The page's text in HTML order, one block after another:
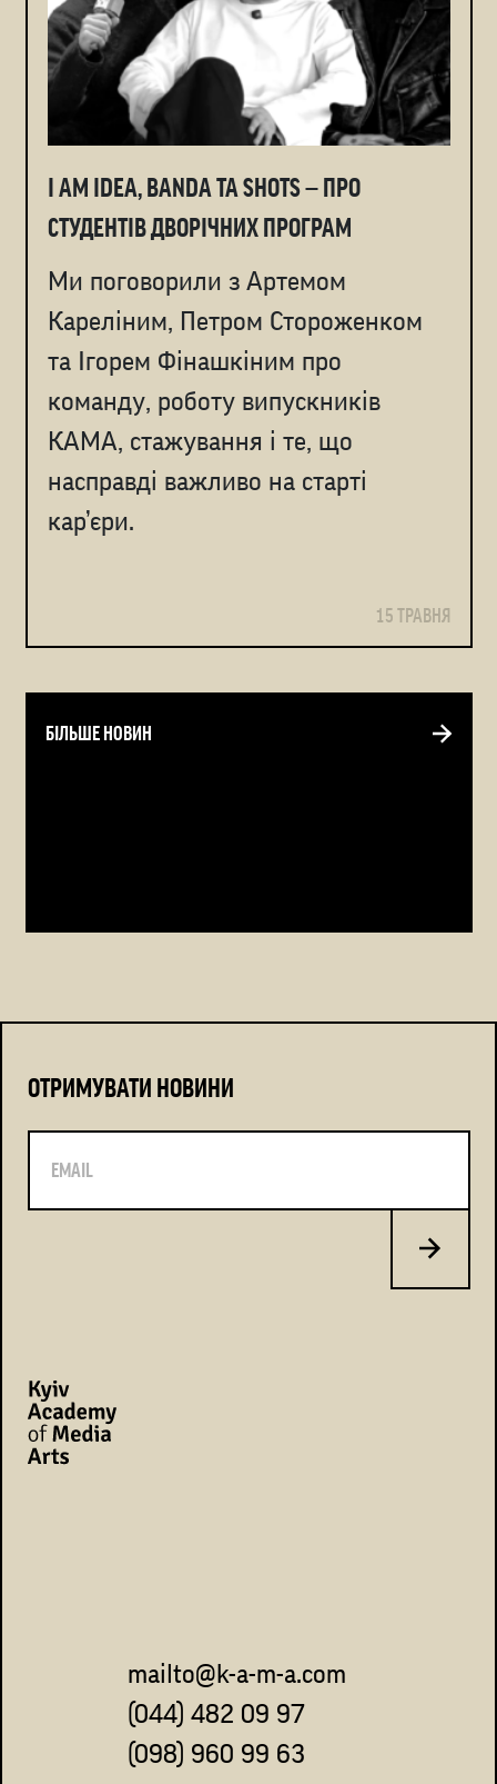
I AM IDEA, BANDA ТА SHOTS — ПРО
СТУДЕНТІВ ДВОРІЧНИХ ПРОГРАМ
Ми поговорили з Артемом
Кареліним, Петром Стороженком
та Ігорем Фінашкіним про
команду, роботу випускників
КАМА, стажування і те, що
насправді важливо на старті
кар’єри.
15 ТРАВНЯ
БІЛЬШЕ НОВИН
ОТРИМУВАТИ НОВИНИ
mailto@k-a-m-a.com
(044) 482 09 97
(098) 960 99 63